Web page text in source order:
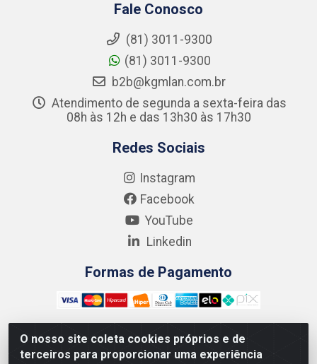
O nosso site coleta cookies próprios e de
terceiros para proporcionar uma experiência
Fale Conosco
(81) 3011-9300
(81) 3011-9300
b2b@kgmlan.com.br
Atendimento de segunda a sexta-feira das
08h às 12h e das 13h30 às 17h30
Redes Sociais
Instagram
Facebook
YouTube
Linkedin
Formas de Pagamento
Kgmlan Distribuidora LTDA - CNPJ 18.217.682/0001-54 -